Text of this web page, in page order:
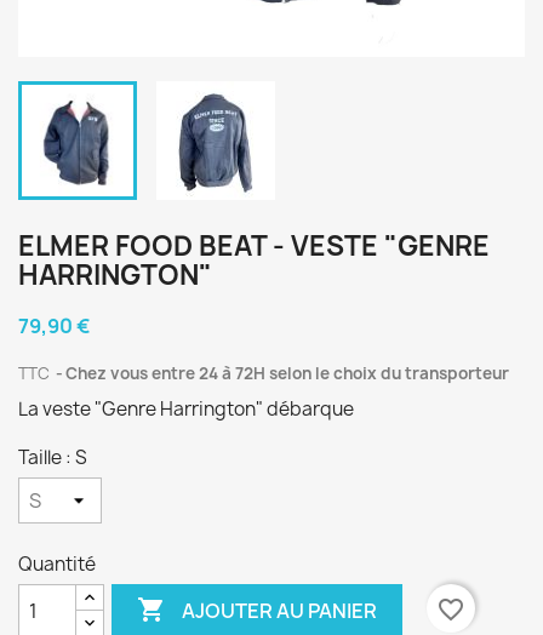
ELMER FOOD BEAT - VESTE "GENRE
HARRINGTON"
79,90 €
TTC Chez vous entre 24 à 72H selon le choix du transporteur
La veste "Genre Harrington" débarque
Taille : S
Quantité
 AJOUTER AU PANIER
favorite_border